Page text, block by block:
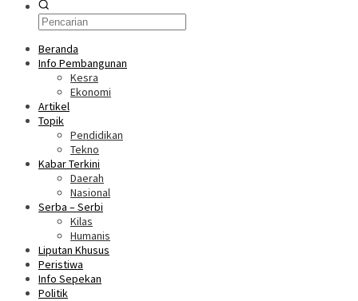
Beranda
Info Pembangunan
Kesra
Ekonomi
Artikel
Topik
Pendidikan
Tekno
Kabar Terkini
Daerah
Nasional
Serba – Serbi
Kilas
Humanis
Liputan Khusus
Peristiwa
Info Sepekan
Politik